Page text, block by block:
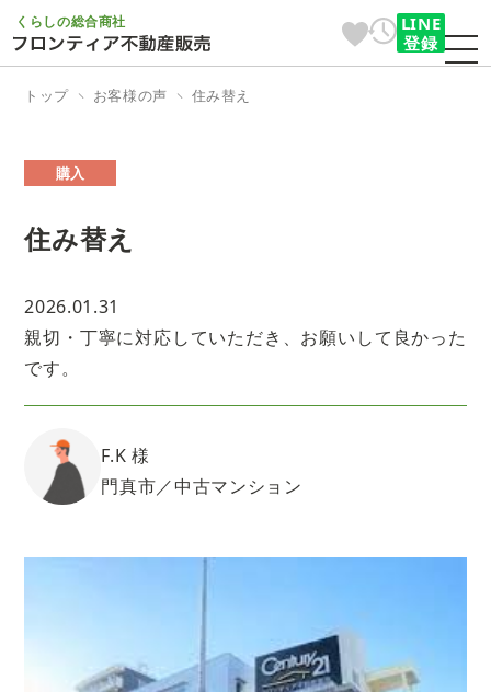
くらしの総合商社
LINE
登録
トップ お客様の声 住み替え
購入
住み替え
2026.01.31
親切・丁寧に対応していただき、お願いして良かった
です。
F.K 様
門真市／中古マンション